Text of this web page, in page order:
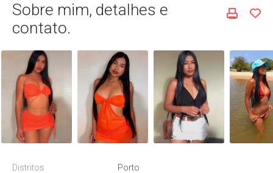
Sobre mim, detalhes e
contato.
Distritos Porto